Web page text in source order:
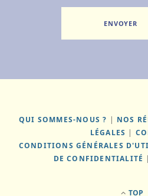
QUI SOMMES-NOUS ? | NOS
LÉGALES |
CONDITIONS GÉNÉRALES
DE CONFIDENTIALITÉ |
TOP